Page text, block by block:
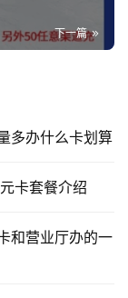
下一篇
多办什么卡划算
卡套餐介绍
和营业厅办的一